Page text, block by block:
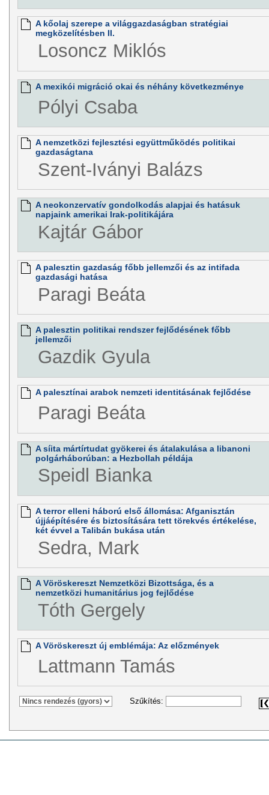
A kőolaj szerepe a világgazdaságban stratégiai
megközelítésben II.
Losoncz Miklós
A mexikói migráció okai és néhány következménye
Pólyi Csaba
A nemzetközi fejlesztési együttműködés politikai
gazdaságtana
Szent-Iványi Balázs
A neokonzervatív gondolkodás alapjai és hatásuk
napjaink amerikai Irak-politikájára
Kajtár Gábor
A palesztin gazdaság főbb jellemzői és az intifada
gazdasági hatása
Paragi Beáta
A palesztin politikai rendszer fejlődésének főbb
jellemzői
Gazdik Gyula
A palesztínai arabok nemzeti identitásának fejlődése
Paragi Beáta
A síita mártírtudat gyökerei és átalakulása a libanoni
polgárháborúban: a Hezbollah példája
Speidl Bianka
A terror elleni háború első állomása: Afganisztán
újjáépítésére és biztosítására tett törekvés értékelése,
két évvel a Talibán bukása után
Sedra, Mark
A Vöröskereszt Nemzetközi Bizottsága, és a
nemzetközi humanitárius jog fejlődése
Tóth Gergely
A Vöröskereszt új emblémája: Az előzmények
Lattmann Tamás
Szűkítés: